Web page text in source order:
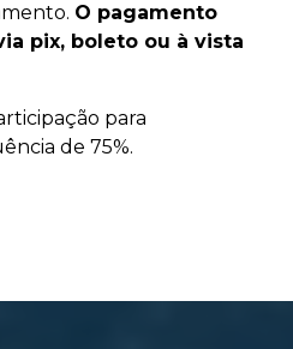
O pagamento
pix, boleto ou à vista
para
de 75%.